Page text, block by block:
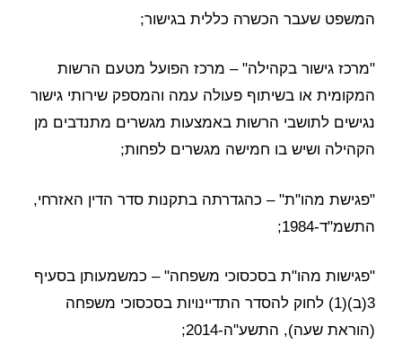
המשפט שעבר הכשרה כללית בגישור;
"מרכז גישור בקהילה" – מרכז הפועל מטעם הרשות
המקומית או בשיתוף פעולה עמה והמספק שירותי גישור
נגישים לתושבי הרשות באמצעות מגשרים מתנדבים מן
הקהילה ושיש בו חמישה מגשרים לפחות;
"פגישת מהו"ת" – כהגדרתה בתקנות סדר הדין האזרחי,
התשמ"ד-1984;
"פגישות מהו"ת בסכסוכי משפחה" – כמשמעותן בסעיף
3(ב)(1) לחוק להסדר התדיינויות בסכסוכי משפחה
(הוראת שעה), התשע"ה-2014;